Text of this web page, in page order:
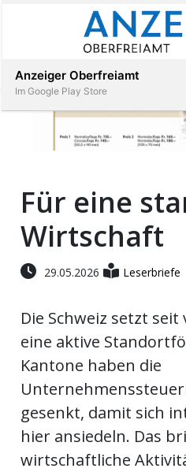
Veranstaltungen
Stellen
App
Für eine
Wirtschaft
29.05.2026 Leserbriefe
Die Schweiz setzt
eine aktive
Kantone haben die
gesenkt, damit sich
hier ansiedeln. Das
wirtschaftliche
Anzeiger Oberfreiamt
Im Google Play Store